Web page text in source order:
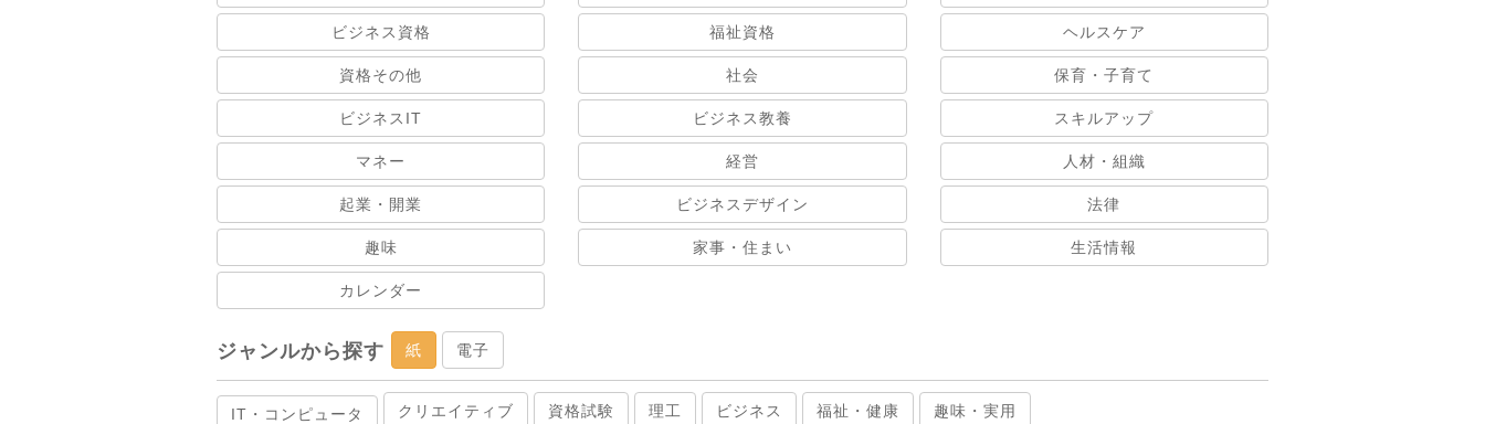
ビジネス資格 福祉資格 ヘルスケア
資格その他 社会 保育・子育て
ビジネスIT ビジネス教養 スキルアップ
マネー 経営 人材・組織
起業・開業 ビジネスデザイン 法律
趣味 家事・住まい 生活情報
カレンダー
ジャンルから探す 紙 電子
IT・コンピュータ クリエイティブ 資格試験 理工 ビジネス 福祉・健康 趣味・実用